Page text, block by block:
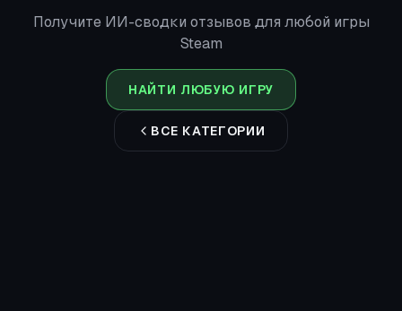
Получите ИИ-сводки отзывов для любой игры
Steam
НАЙТИ ЛЮБУЮ ИГРУ
ВСЕ КАТЕГОРИИ